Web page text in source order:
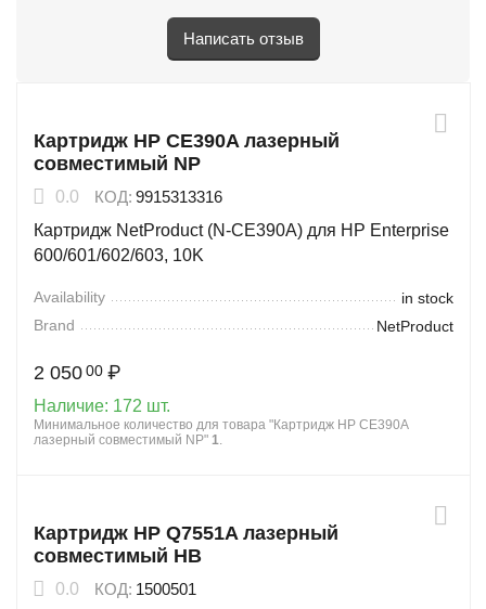
Написать отзыв
Картридж HP CE390A лазерный
совместимый NP
0.0 КОД: 9915313316
Картридж NetProduct (N-CE390A) для HP Enterprise
600/601/602/603, 10K
Availability
in stock
Brand
NetProduct
2 050 00 ₽
Наличие: 172 шт.
Минимальное количество для товара "Картридж HP CE390A
лазерный совместимый NP" 1.
Картридж HP Q7551A лазерный
совместимый HB
0.0 КОД: 1500501